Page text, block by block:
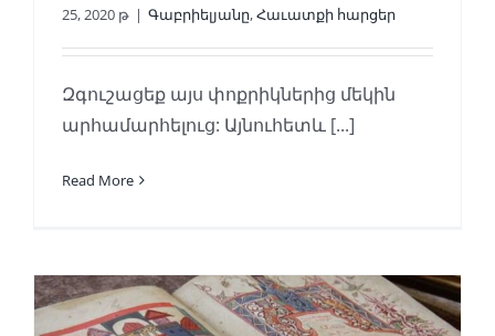
25, 2020 թ | Գաբրիելյանը,Հաւատքի հարցեր
Զգուշացեք այս փոքրիկներից մեկին
արհամարհելուց: Այնուհետև [...]
Read More